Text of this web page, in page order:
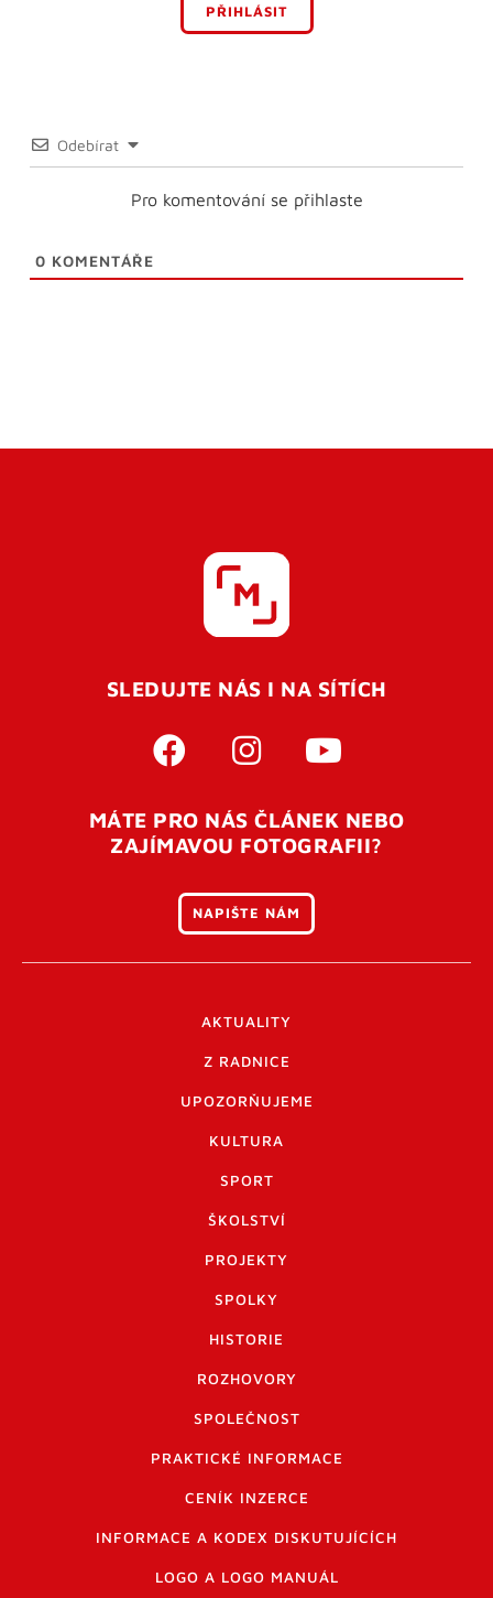
PŘIHLÁSIT
Odebírat
Pro komentování se přihlaste
0 KOMENTÁŘE
SLEDUJTE NÁS I NA SÍTÍCH
MÁTE PRO NÁS ČLÁNEK NEBO
ZAJÍMAVOU FOTOGRAFII?
NAPIŠTE NÁM
AKTUALITY
Z RADNICE
UPOZORŇUJEME
KULTURA
SPORT
ŠKOLSTVÍ
PROJEKTY
SPOLKY
HISTORIE
ROZHOVORY
SPOLEČNOST
PRAKTICKÉ INFORMACE
CENÍK INZERCE
INFORMACE A KODEX DISKUTUJÍCÍCH
LOGO A LOGO MANUÁL